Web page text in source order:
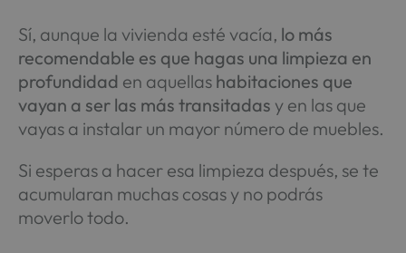
Sí, aunque la vivienda esté vacía, lo más
recomendable es que hagas una limpieza en
profundidad en aquellas habitaciones que
vayan a ser las más transitadas y en las que
vayas a instalar un mayor número de muebles.
Si esperas a hacer esa limpieza después, se te
acumularan muchas cosas y no podrás
moverlo todo.